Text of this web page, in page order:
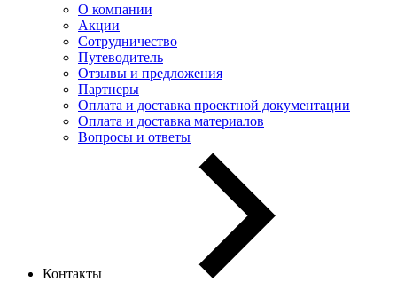
О компании
Акции
Сотрудничество
Путеводитель
Отзывы и предложения
Партнеры
Оплата и доставка проектной документации
Оплата и доставка материалов
Вопросы и ответы
Контакты